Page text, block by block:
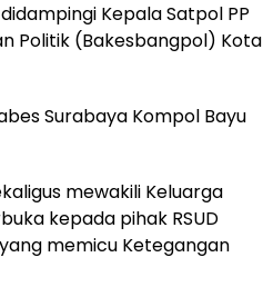
Kepala Satpol PP
Politik (Bakesbangpol) Kota
Surabaya Kompol Bayu
mewakili Keluarga
kepada pihak RSUD
memicu Ketegangan